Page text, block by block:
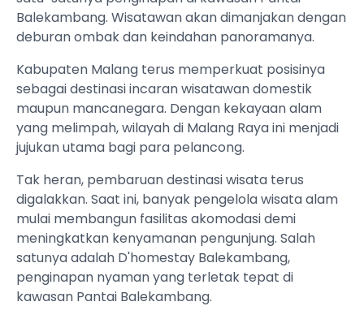
Balekambang. Wisatawan akan dimanjakan dengan
deburan ombak dan keindahan panoramanya.
Kabupaten Malang terus memperkuat posisinya
sebagai destinasi incaran wisatawan domestik
maupun mancanegara. Dengan kekayaan alam
yang melimpah, wilayah di Malang Raya ini menjadi
jujukan utama bagi para pelancong.
Tak heran, pembaruan destinasi wisata terus
digalakkan. Saat ini, banyak pengelola wisata alam
mulai membangun fasilitas akomodasi demi
meningkatkan kenyamanan pengunjung. Salah
satunya adalah D'homestay Balekambang,
penginapan nyaman yang terletak tepat di
kawasan Pantai Balekambang.